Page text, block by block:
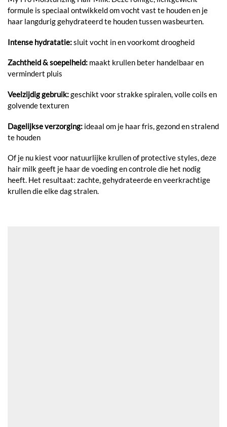
formule is speciaal ontwikkeld om vocht vast te houden en je
haar langdurig gehydrateerd te houden tussen wasbeurten.
Intense hydratatie:sluit vocht in en voorkomt droogheid
Zachtheid & soepelheid: maakt krullen beter handelbaar en
vermindert pluis
Veelzijdig gebruik:geschikt voor strakke spiralen, volle coils en
golvende texturen
Dagelijkse verzorging: ideaal om je haar fris, gezond en stralend
te houden
Of je nu kiest voor natuurlijke krullen of protective styles, deze
hair milk geeft je haar de voeding en controle die het nodig
heeft. Het resultaat: zachte, gehydrateerde en veerkrachtige
krullen die elke dag stralen.